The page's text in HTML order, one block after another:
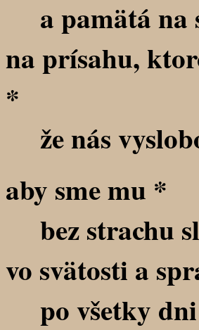
a pamätá na
na prísahu,
*
že nás
aby sme mu *
bez strachu
vo svätosti a
po všetky dni